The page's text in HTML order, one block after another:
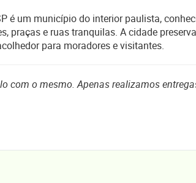
é um município do interior paulista,
praças e ruas tranquilas. A cidade
para moradores e visitantes.
com o mesmo. Apenas realizamos